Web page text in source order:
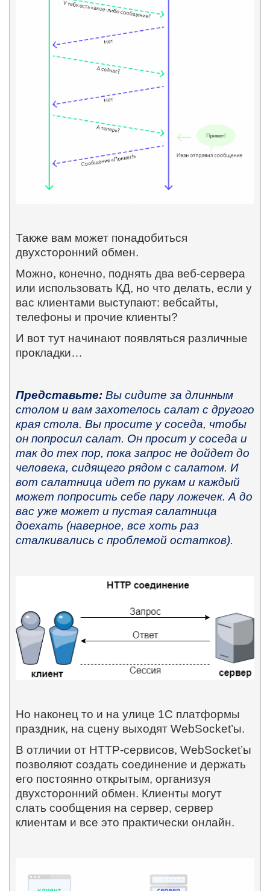
Также вам может понадобиться
двухсторонний обмен.
Можно, конечно, поднять два веб-сервера
или использовать КД, но что делать, если у
вас клиентами выступают: вебсайты,
телефоны и прочие клиенты?
И вот тут начинают появляться различные
прокладки…
Представьте: Вы сидите за длинным
столом и вам захотелось салат с другого
края стола. Вы просите у соседа, чтобы
он попросил салат. Он просит у соседа и
так до тех пор, пока запрос не дойдет до
человека, сидящего рядом с салатом. И
вот салатница идет по рукам и каждый
может попросить себе пару ложечек. А до
вас уже может и пустая салатница
доехать (наверное, все хоть раз
сталкивались с проблемой остатков).
Но наконец то и на улице 1С платформы
праздник, на сцену выходят WebSocket’ы.
В отличии от HTTP-сервисов, WebSocket’ы
позволяют создать соединение и держать
его постоянно открытым, организуя
двухсторонний обмен. Клиенты могут
слать сообщения на сервер, сервер
клиентам и все это практически онлайн.